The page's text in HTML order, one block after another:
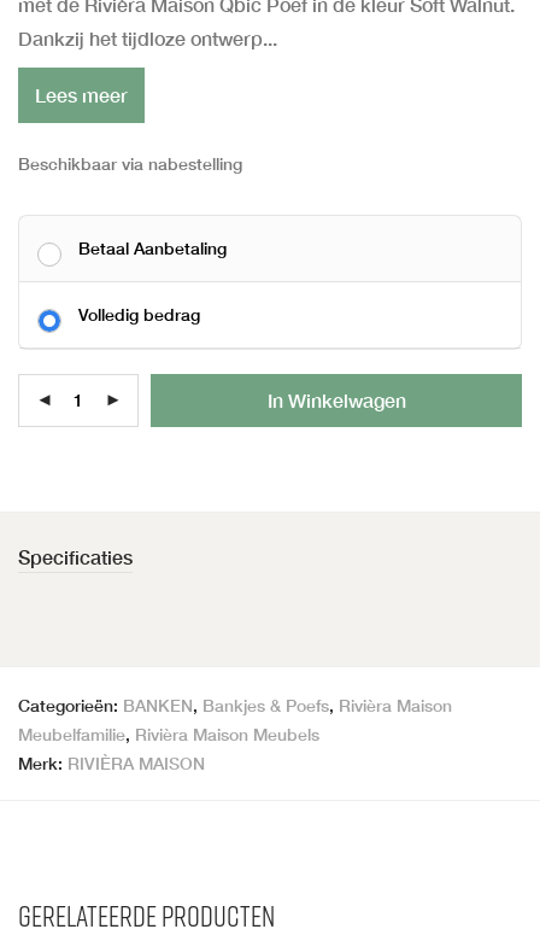
Dankzij het tijdloze ontwerp...
Lees meer
Beschikbaar via nabestelling
Betaal Aanbetaling
Volledig bedrag
In Winkelwagen
Specificaties
Categorieën: BANKEN, Bankjes & Poefs, Rivièra Maison
Meubelfamilie, Rivièra Maison Meubels
Merk: RIVIÈRA MAISON
Gerelateerde producten